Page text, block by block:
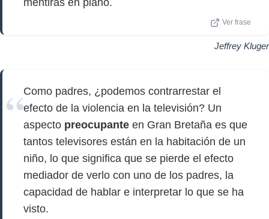
mentiras en plano.
Ver frase
Jeffrey Kluger
Como padres, ¿podemos contrarrestar el
efecto de la violencia en la televisión? Un
aspecto preocupante en Gran Bretaña es que
tantos televisores están en la habitación de un
niño, lo que significa que se pierde el efecto
mediador de verlo con uno de los padres, la
capacidad de hablar e interpretar lo que se ha
visto.